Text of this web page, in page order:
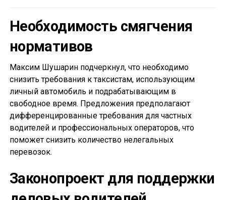
Необходимость смягчения
нормативов
Максим Шушарин подчеркнул, что необходимо
снизить требования к таксистам, использующим
личный автомобиль и подрабатывающим в
свободное время. Предложения предполагают
дифференцированные требования для частных
водителей и профессиональных операторов, что
поможет снизить количество нелегальных
перевозок.
Законопроект для поддержки